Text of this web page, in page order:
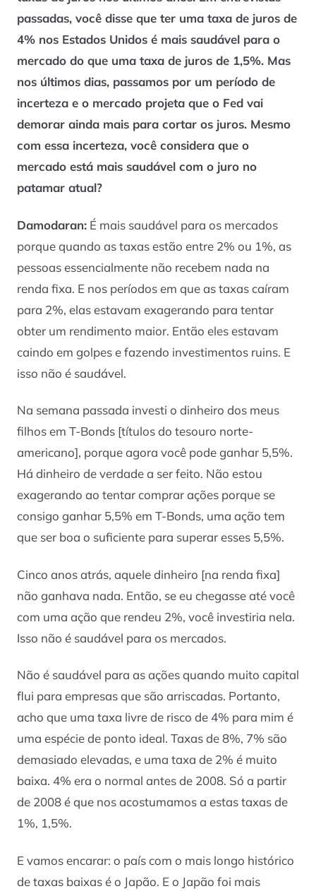
passadas, você disse que ter uma taxa de juros de
4% nos Estados Unidos é mais saudável para o
mercado do que uma taxa de juros de 1,5%. Mas
nos últimos dias, passamos por um período de
incerteza e o mercado projeta que o Fed vai
demorar ainda mais para cortar os juros. Mesmo
com essa incerteza, você considera que o
mercado está mais saudável com o juro no
patamar atual?
Damodaran: É mais saudável para os mercados
porque quando as taxas estão entre 2% ou 1%, as
pessoas essencialmente não recebem nada na
renda fixa. E nos períodos em que as taxas caíram
para 2%, elas estavam exagerando para tentar
obter um rendimento maior. Então eles estavam
caindo em golpes e fazendo investimentos ruins. E
isso não é saudável.
Na semana passada investi o dinheiro dos meus
filhos em T-Bonds [títulos do tesouro norte-
americano], porque agora você pode ganhar 5,5%.
Há dinheiro de verdade a ser feito. Não estou
exagerando ao tentar comprar ações porque se
consigo ganhar 5,5% em T-Bonds, uma ação tem
que ser boa o suficiente para superar esses 5,5%.
Cinco anos atrás, aquele dinheiro [na renda fixa]
não ganhava nada. Então, se eu chegasse até você
com uma ação que rendeu 2%, você investiria nela.
Isso não é saudável para os mercados.
Não é saudável para as ações quando muito capital
flui para empresas que são arriscadas. Portanto,
acho que uma taxa livre de risco de 4% para mim é
uma espécie de ponto ideal. Taxas de 8%, 7% são
demasiado elevadas, e uma taxa de 2% é muito
baixa. 4% era o normal antes de 2008. Só a partir
de 2008 é que nos acostumamos a estas taxas de
1%, 1,5%.
E vamos encarar: o país com o mais longo histórico
de taxas baixas é o Japão. E o Japão foi mais